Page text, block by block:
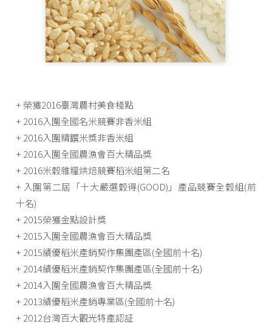
+ 榮獲2016臺灣農村美食棧點
+ 2016入圍全國名米競賽非香米組
+ 2016入圍精鐉米獎非香米組
+ 2016入圍全國農漁會百大精品獎
+ 2016米穀雜糧烘焙競賽稻米組第二名
+ 入圍第二屆「十大嚴選穀得(GOOD)」產品競賽全穀組(前
十名)
+ 2015榮獲金點設計獎
+ 2015入圍全國農漁會百大精品獎
+ 2015績優稻米產銷契作集團產區(全國前十名)
+ 2014績優稻米產銷契作集團產區(全國前十名)
+ 2014入圍全國農漁會百大精品獎
+ 2013績優稻米產銷專業區(全國前十名)
+ 2012台灣百大觀光特產認証